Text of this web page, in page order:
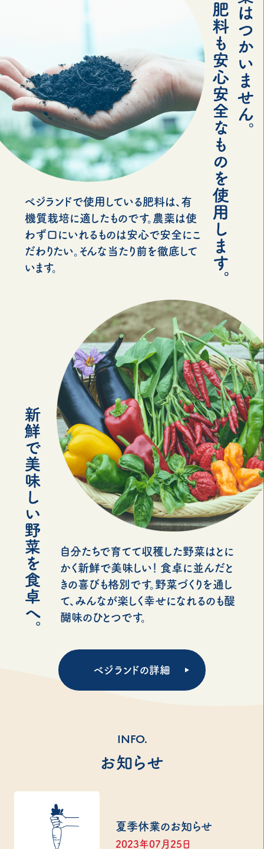
べジランドで使用している肥料は、有
機質栽培に適したものです。農薬は使
わず口にいれるものは安心で安全にこ
だわりたい。そんな当たり前を徹底して
います。
自分たちで育てて収穫した野菜はとに
かく新鮮で美味しい！ 食卓に並んだと
きの喜びも格別です。野菜づくりを通し
て、みんなが楽しく幸せになれるのも醍
醐味のひとつです。
ベジランドの詳細
INFO.
お知らせ
夏季休業のお知らせ
2023年07月25日